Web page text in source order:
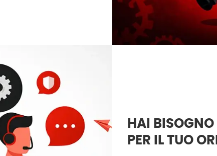
HAI
PER IL TUO